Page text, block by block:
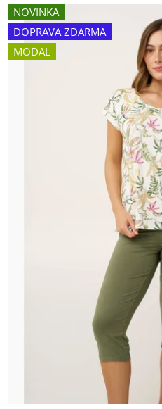
NOVINKA
DOPRAVA ZDARMA
MODAL